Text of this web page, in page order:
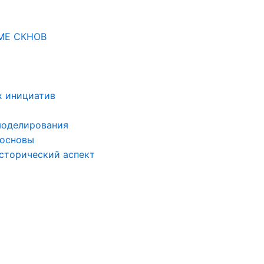
СКНОВ
инициатив
аспект